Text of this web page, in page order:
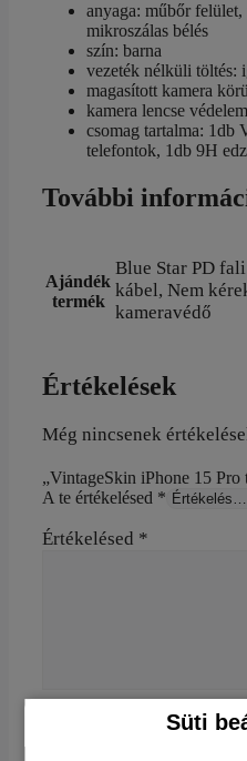
Süti
anyaga: műbőr
mikroszálas bélés
szín: barna
vezeték nélküli töltés:
magasított kamera
kamera lencse
csomag tartalma: 1db
telefontok, 1db 9H
További
Ajándék
termék
Blue Star PD
kábel, Nem
kameravédő
Értékelések
Még nincsenek
„VintageSkin iPhone 15 Pro
A te értékelésed *
Értékelésed *